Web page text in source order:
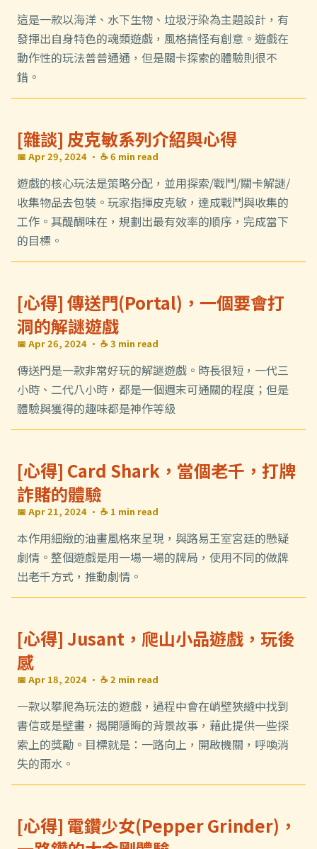
這是一款以海洋、水下生物、垃圾汙染為主題設計，有
發揮出自身特色的魂類遊戲，風格搞怪有創意。遊戲在
動作性的玩法普普通通，但是關卡探索的體驗則很不
錯。
[雜談] 皮克敏系列介紹與心得
📅 Apr 29, 2024 · ☕ 6 min read
遊戲的核心玩法是策略分配，並用探索/戰鬥/關卡解謎/
收集物品去包裝。玩家指揮皮克敏，達成戰鬥與收集的
工作。其醍醐味在，規劃出最有效率的順序，完成當下
的目標。
[心得] 傳送門(Portal)，一個要會打
洞的解謎遊戲
📅 Apr 26, 2024 · ☕ 3 min read
傳送門是一款非常好玩的解謎遊戲。時長很短，一代三
小時、二代八小時，都是一個週末可通關的程度；但是
體驗與獲得的趣味都是神作等級
[心得] Card Shark，當個老千，打牌
詐賭的體驗
📅 Apr 21, 2024 · ☕ 1 min read
本作用細緻的油畫風格來呈現，與路易王室宮廷的懸疑
劇情。整個遊戲是用一場一場的牌局，使用不同的做牌
出老千方式，推動劇情。
[心得] Jusant，爬山小品遊戲，玩後
感
📅 Apr 18, 2024 · ☕ 2 min read
一款以攀爬為玩法的遊戲，過程中會在峭壁狹縫中找到
書信或是壁畫，揭開隱晦的背景故事，藉此提供一些探
索上的獎勵。目標就是：一路向上，開啟機關，呼喚消
失的雨水。
[心得] 電鑽少女(Pepper Grinder)，